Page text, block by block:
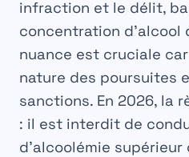
infraction et le délit,
concentration d’alcool
nuance est cruciale
nature des poursuites
sanctions. En 2026, la
: il est interdit de
d’alcoolémie supérieur